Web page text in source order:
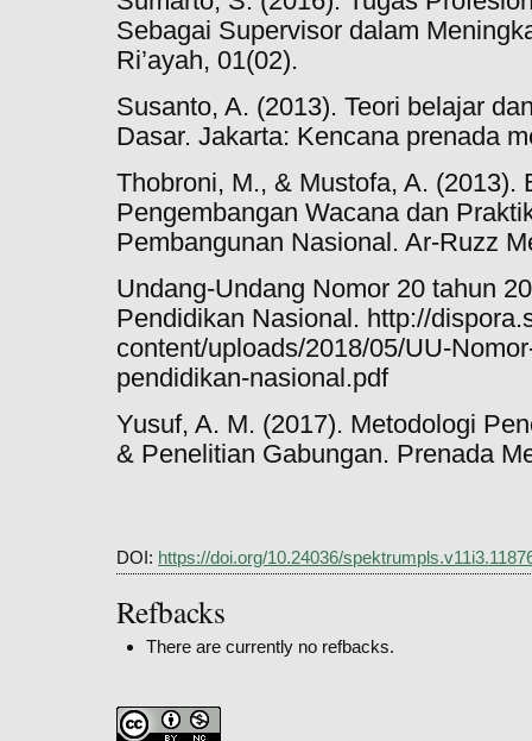
Sebagai Supervisor dalam
Ri’ayah, 01(02).
Susanto, A. (2013). Teori belajar
Dasar. Jakarta: Kencana prenada
Thobroni, M., & Mustofa, A. (2013).
Pengembangan Wacana dan
Pembangunan Nasional. Ar-Ruzz
Undang-Undang Nomor 20 tahun
Pendidikan Nasional. http://
content/uploads/2018/05/UU-
pendidikan-nasional.pdf
Yusuf, A. M. (2017). Metodologi
& Penelitian Gabungan. Prenada
DOI: https://doi.org/10.24036/
Refbacks
There are currently no refbacks.